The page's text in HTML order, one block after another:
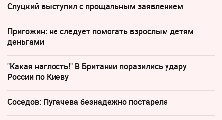
Слуцкий выступил с прощальным заявлением
Пригожин: не следует помогать взрослым детям
деньгами
"Какая наглость!" В Британии поразились удару
России по Киеву
Соседов: Пугачева безнадежно постарела